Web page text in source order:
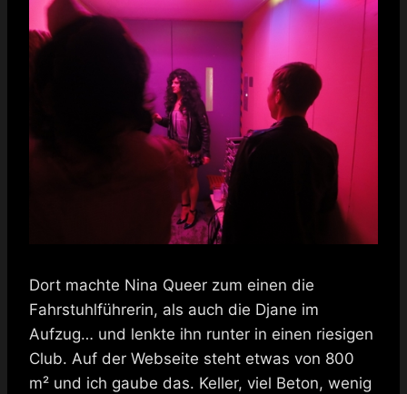
Dort machte Nina Queer zum einen die
Fahrstuhlführerin, als auch die Djane im
Aufzug… und lenkte ihn runter in einen riesigen
Club. Auf der Webseite steht etwas von 800
m² und ich gaube das. Keller, viel Beton, wenig